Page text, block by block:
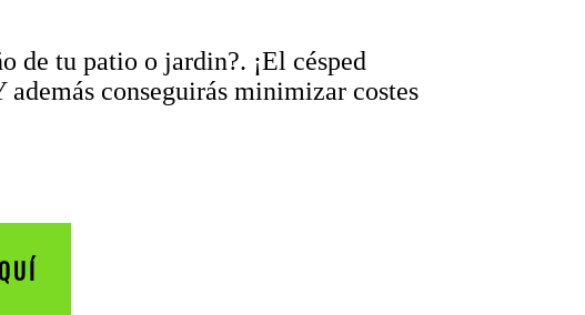
de tu patio o jardin?. ¡El césped
conseguirás minimizar costes